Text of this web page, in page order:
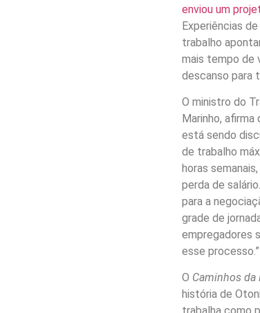
enviou um
Experiências
trabalho
mais tempo de
descanso para
O ministro do
Marinho, afirma
está sendo
de trabalho
horas
perda de
para a
grade de
empregadores
esse processo.”
O Caminhos da
história de